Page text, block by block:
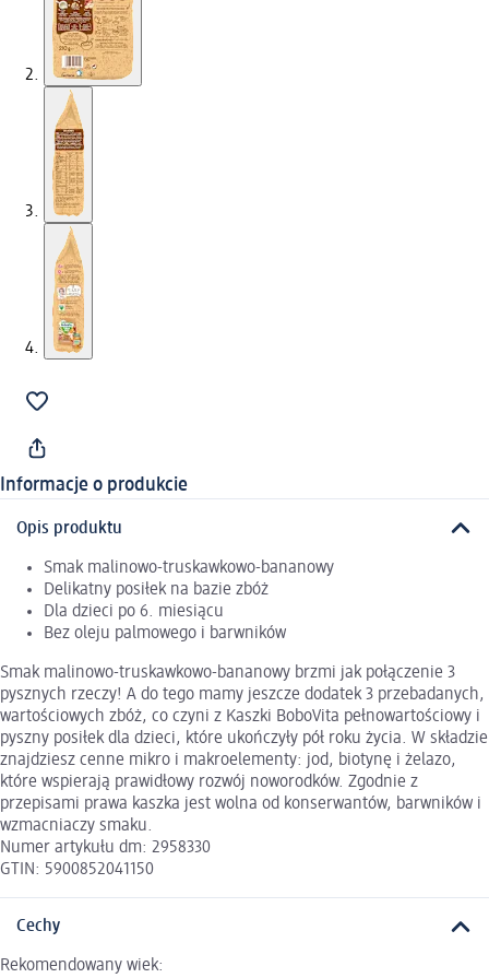
Informacje o produkcie
Opis produktu
Smak malinowo-truskawkowo-bananowy
Delikatny posiłek na bazie zbóż
Dla dzieci po 6. miesiącu
Bez oleju palmowego i barwników
Smak malinowo-truskawkowo-bananowy brzmi jak połączenie 3
pysznych rzeczy! A do tego mamy jeszcze dodatek 3 przebadanych,
wartościowych zbóż, co czyni z Kaszki BoboVita pełnowartościowy i
pyszny posiłek dla dzieci, które ukończyły pół roku życia. W składzie
znajdziesz cenne mikro i makroelementy: jod, biotynę i żelazo,
które wspierają prawidłowy rozwój noworodków. Zgodnie z
przepisami prawa kaszka jest wolna od konserwantów, barwników i
wzmacniaczy smaku.
Numer artykułu dm: 2958330
GTIN: 5900852041150
Cechy
Rekomendowany wiek: